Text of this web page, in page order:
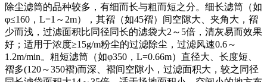
除尘滤筒的品种较多，有细而长与粗而短之分。细长滤筒（如
φ≤160，L=1～2m），其褶（如45褶）间空隙大、夹角大，褶
少而浅，过滤面积比同径同长的滤袋大2～5倍，清灰易而效果
好；适用于浓度≥15g/m粉尘的过滤除尘，过滤风速0.6～
1.2m/min。粗短滤筒（如φ350，L=0.66m）直径大、长度短、
褶多(120～350褶)而深、褶间空隙小，过滤面积大，较之同径